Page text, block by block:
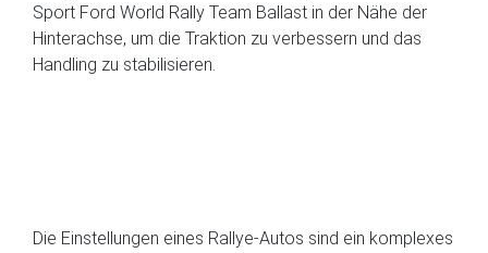
Sport Ford World Rally Team Ballast in der Nähe der
Hinterachse, um die Traktion zu verbessern und das
Handling zu stabilisieren.
Die Einstellungen eines Rallye-Autos sind ein komplexes